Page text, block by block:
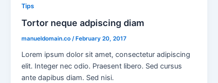
Tips
Tortor neque adpiscing diam
manueldomain.co/ February 20, 2017
Lorem ipsum dolor sit amet, consectetur adipiscing
elit. Integer nec odio. Praesent libero. Sed cursus
ante dapibus diam. Sed nisi.